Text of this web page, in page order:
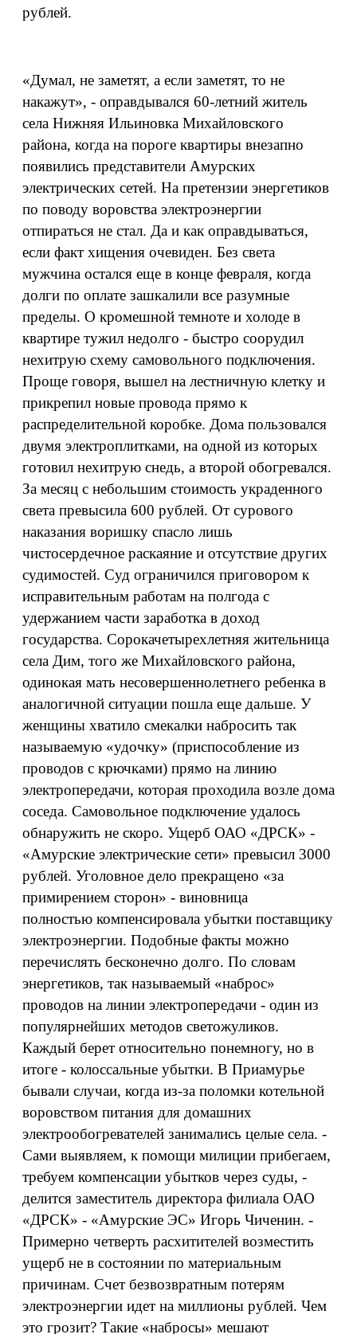
рублей.
«Думал, не заметят, а если заметят, то не
накажут», - оправдывался 60-летний житель
села Нижняя Ильиновка Михайловского
района, когда на пороге квартиры внезапно
появились представители Амурских
электрических сетей. На претензии энергетиков
по поводу воровства электроэнергии
отпираться не стал. Да и как оправдываться,
если факт хищения очевиден. Без света
мужчина остался еще в конце февраля, когда
долги по оплате зашкалили все разумные
пределы. О кромешной темноте и холоде в
квартире тужил недолго - быстро соорудил
нехитрую схему самовольного подключения.
Проще говоря, вышел на лестничную клетку и
прикрепил новые провода прямо к
распределительной коробке. Дома пользовался
двумя электроплитками, на одной из которых
готовил нехитрую снедь, а второй обогревался.
За месяц с небольшим стоимость украденного
света превысила 600 рублей. От сурового
наказания воришку спасло лишь
чистосердечное раскаяние и отсутствие других
судимостей. Суд ограничился приговором к
исправительным работам на полгода с
удержанием части заработка в доход
государства. Сорокачетырехлетняя жительница
села Дим, того же Михайловского района,
одинокая мать несовершеннолетнего ребенка в
аналогичной ситуации пошла еще дальше. У
женщины хватило смекалки набросить так
называемую «удочку» (приспособление из
проводов с крючками) прямо на линию
электропередачи, которая проходила возле дома
соседа. Самовольное подключение удалось
обнаружить не скоро. Ущерб ОАО «ДРСК» -
«Амурские электрические сети» превысил 3000
рублей. Уголовное дело прекращено «за
примирением сторон» - виновница
полностью компенсировала убытки поставщику
электроэнергии. Подобные факты можно
перечислять бесконечно долго. По словам
энергетиков, так называемый «наброс»
проводов на линии электропередачи - один из
популярнейших методов светожуликов.
Каждый берет относительно понемногу, но в
итоге - колоссальные убытки. В Приамурье
бывали случаи, когда из-за поломки котельной
воровством питания для домашних
электрообогревателей занимались целые села. -
Сами выявляем, к помощи милиции прибегаем,
требуем компенсации убытков через суды, -
делится заместитель директора филиала ОАО
«ДРСК» - «Амурские ЭС» Игорь Чиченин. -
Примерно четверть расхитителей возместить
ущерб не в состоянии по материальным
причинам. Счет безвозвратным потерям
электроэнергии идет на миллионы рублей. Чем
это грозит? Такие «набросы» мешают